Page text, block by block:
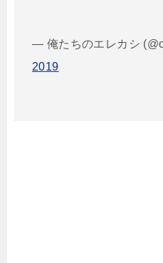
— 俺たちのエレカシ
2019